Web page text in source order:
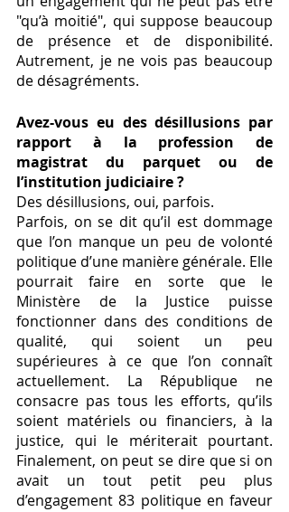
"qu’à moitié", qui suppose beaucoup
de présence et de disponibilité.
Autrement, je ne vois pas beaucoup
de désagréments.
Avez-vous eu des désillusions par
rapport à la profession de
magistrat du parquet ou de
l’institution judiciaire ?
Des désillusions, oui, parfois.
Parfois, on se dit qu’il est dommage
que l’on manque un peu de volonté
politique d’une manière générale. Elle
pourrait faire en sorte que le
Ministère de la Justice puisse
fonctionner dans des conditions de
qualité, qui soient un peu
supérieures à ce que l’on connaît
actuellement. La République ne
consacre pas tous les efforts, qu’ils
soient matériels ou financiers, à la
justice, qui le mériterait pourtant.
Finalement, on peut se dire que si on
avait un tout petit peu plus
d’engagement 83 politique en faveur